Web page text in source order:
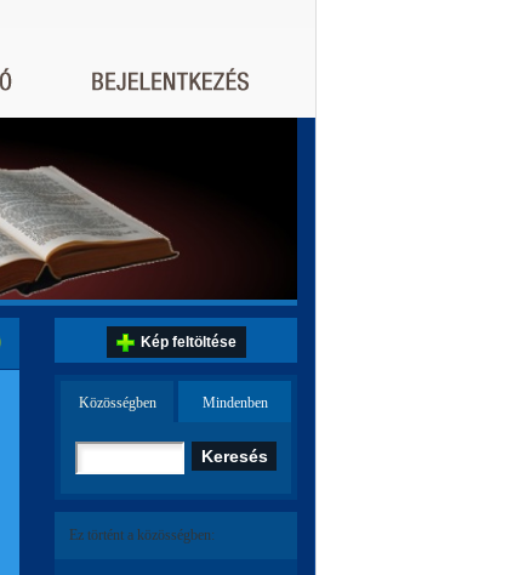
Kép feltöltése
Közösségben Mindenben
Ez történt a közösségben: